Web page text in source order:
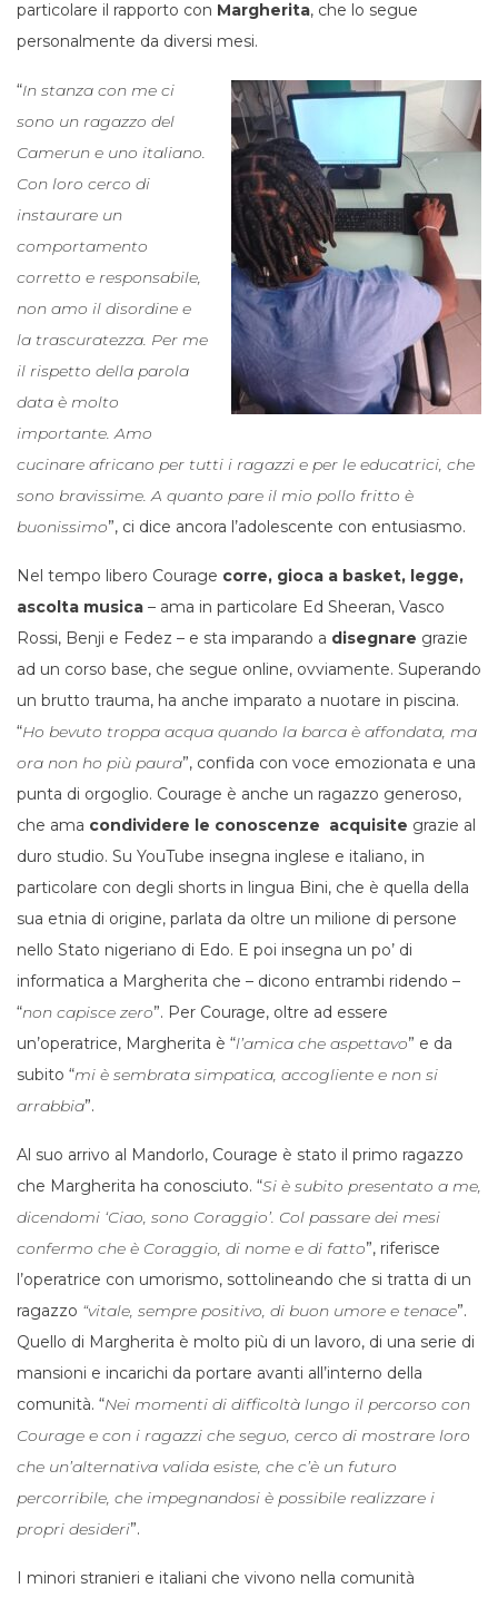
particolare il rapporto con Margherita, che lo segue
personalmente da diversi mesi.
“In stanza con me ci
sono un ragazzo del
Camerun e uno italiano.
Con loro cerco di
instaurare un
comportamento
corretto e responsabile,
non amo il disordine e
la trascuratezza. Per me
il rispetto della parola
data è molto
importante. Amo
cucinare africano per tutti i ragazzi e per le educatrici, che
sono bravissime. A quanto pare il mio pollo fritto è
buonissimo”, ci dice ancora l’adolescente con entusiasmo.
Nel tempo libero Courage corre, gioca a basket, legge,
ascolta musica – ama in particolare Ed Sheeran, Vasco
Rossi, Benji e Fedez – e sta imparando a disegnare grazie
ad un corso base, che segue online, ovviamente. Superando
un brutto trauma, ha anche imparato a nuotare in piscina.
“Ho bevuto troppa acqua quando la barca è affondata, ma
ora non ho più paura”, confida con voce emozionata e una
punta di orgoglio. Courage è anche un ragazzo generoso,
che ama condividere le conoscenze acquisite grazie al
duro studio. Su YouTube insegna inglese e italiano, in
particolare con degli shorts in lingua Bini, che è quella della
sua etnia di origine, parlata da oltre un milione di persone
nello Stato nigeriano di Edo. E poi insegna un po’ di
informatica a Margherita che – dicono entrambi ridendo –
“non capisce zero”. Per Courage, oltre ad essere
un’operatrice, Margherita è “l’amica che aspettavo” e da
subito “mi è sembrata simpatica, accogliente e non si
arrabbia”.
Al suo arrivo al Mandorlo, Courage è stato il primo ragazzo
che Margherita ha conosciuto. “Si è subito presentato a me,
dicendomi ‘Ciao, sono Coraggio’. Col passare dei mesi
confermo che è Coraggio, di nome e di fatto”, riferisce
l’operatrice con umorismo, sottolineando che si tratta di un
ragazzo “vitale, sempre positivo, di buon umore e tenace”.
Quello di Margherita è molto più di un lavoro, di una serie di
mansioni e incarichi da portare avanti all’interno della
comunità. “Nei momenti di difficoltà lungo il percorso con
Courage e con i ragazzi che seguo, cerco di mostrare loro
che un’alternativa valida esiste, che c’è un futuro
percorribile, che impegnandosi è possibile realizzare i
propri desideri”.
I minori stranieri e italiani che vivono nella comunità